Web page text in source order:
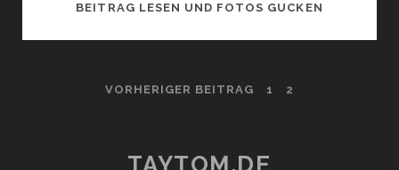
BEITRAG LESEN UND FOTOS GUCKEN
BEITRAGSNAVIGATION
VORHERIGER BEITRAG 1 2
TAYTOM.DE